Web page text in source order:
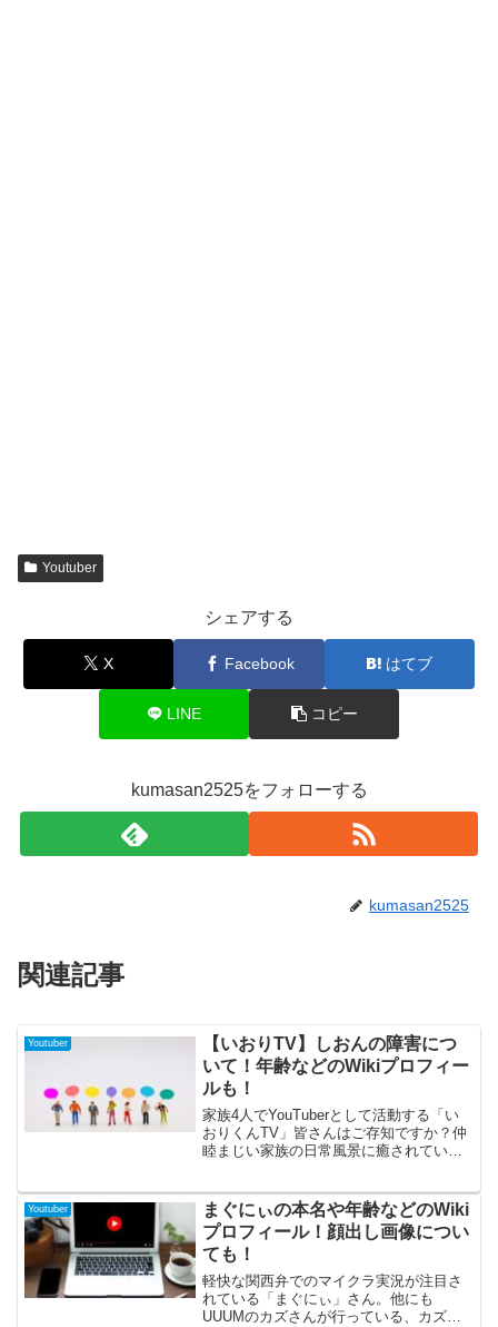
Youtuber
シェアする
X Facebook はてブ
LINE コピー
kumasan2525をフォローする
kumasan2525
関連記事
Youtuber
【いおりTV】しおんの障害につ
いて！年齢などのWikiプロフィー
ルも！
家族4人でYouTuberとして活動する「い
おりくんTV」皆さんはご存知ですか？仲
睦まじい家族の日常風景に癒されている
園活動中の弟しおんくんのプロフィール
に迫ってみたいと思いますので、最後ま
でご覧ください！
Youtuber
まぐにぃの本名や年齢などのWiki
プロフィール！顔出し画像につい
ても！
軽快な関西弁でのマイクラ実況が注目さ
れている「まぐにぃ」さん。他にも
UUUMのカズさんが行っている、カズゲ